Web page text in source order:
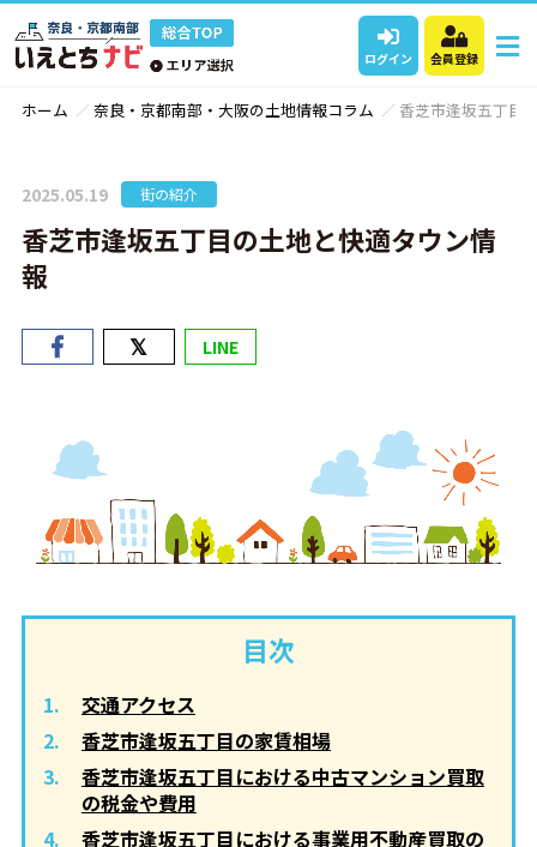
ログイン 会員登録
ホーム 奈良・京都南部・大阪の土地情報コラム 香芝市逢坂五丁目
2025.05.19 街の紹介
香芝市逢坂五丁目の土地と快適タウン情
報
LINE
目次
交通アクセス
香芝市逢坂五丁目の家賃相場
香芝市逢坂五丁目における中古マンション買取
の税金や費用
香芝市逢坂五丁目における事業用不動産買取の